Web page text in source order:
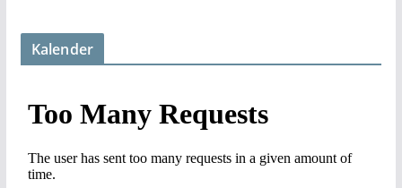
Kalender